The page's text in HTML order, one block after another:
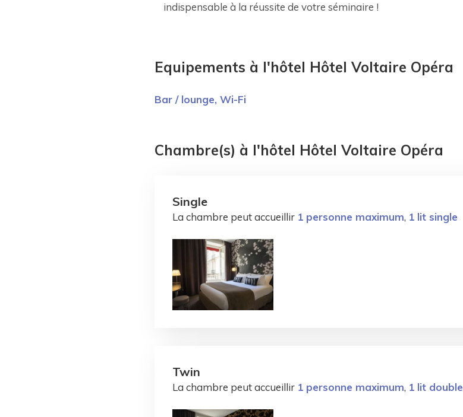
indispensable à la réussite de votre séminaire !
Equipements à l'hôtel Hôtel Voltaire Opéra
Bar / lounge, Wi-Fi
Chambre(s) à l'hôtel Hôtel Voltaire Opéra
Single
La chambre peut accueillir 1 personne maximum, 1 lit single
Twin
La chambre peut accueillir 1 personne maximum, 1 lit double